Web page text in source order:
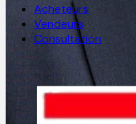
Acheteurs
Vendeurs
Consultation